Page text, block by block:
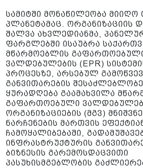
სამიტში მონაწილეობა მიიღო
პლანეტამაც. ორგანიზაციის
შალვა ახვლედიანმა,
ფარგლებში ისაუბრა
მწარმოებლის
ვალდებულების (EPR)
პროცესზე, არსებულ
განვითარების
ყურადღება გაამახვილა
გაფართოებული
ორგანიზაციების (მგვ)
ნარჩენების მართვის
ჩამოყალიბებაში,
ინფრასტრუქტურის
ბიზნესის გარემოსდაცვითი
პასუხისმგებლობის